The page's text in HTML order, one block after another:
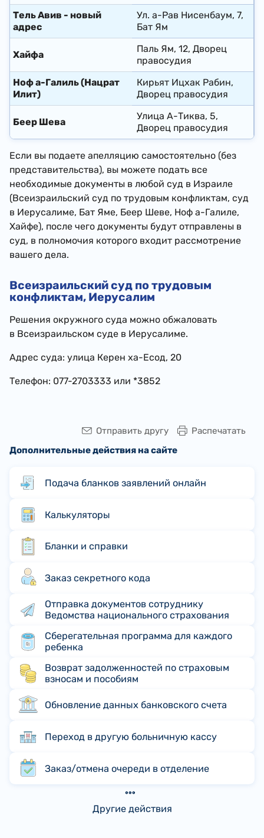
Тель Авив - новый
адрес
Ул. а-Рав Нисенбаум, 7,
Бат Ям
Хайфа
Паль Ям, 12, Дворец
правосудия
Ноф а-Галиль (Нацрат
Илит)
Кирьят Ицхак Рабин,
Дворец правосудия
Беер Шева
Улица А-Тиква, 5,
Дворец правосудия
Если вы подаете апелляцию самостоятельно (без
представительства), вы можете подать все
необходимые документы в любой суд в Израиле
(Всеизраильский суд по трудовым конфликтам, суд
в Иерусалиме, Бат Яме, Беер Шеве, Ноф а-Галиле,
Хайфе), после чего документы будут отправлены в
суд, в полномочия которого входит рассмотрение
вашего дела.
Всеизраильский суд по трудовым
конфликтам, Иерусалим
Решения окружного суда можно обжаловать
в Всеизраильском суде в Иерусалиме.
Адрес суда: улица Керен ха-Есод, 20
Телефон: 077-2703333 или *3852
Распечатать
Отправить другу
Дополнительные действия на сайте
Подача бланков заявлений онлайн
Калькуляторы
Бланки и справки
Заказ секретного кода
Отправка документов сотруднику
Ведомства национального страхования
Сберегательная программа для каждого
ребенка
Возврат задолженностей по страховым
взносам и пособиям
Обновление данных банковского счета
Переход в другую больничную кассу
Заказ/отмена очереди в отделение
Другие действия